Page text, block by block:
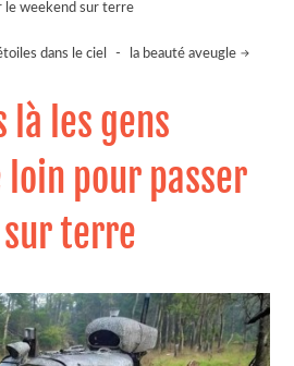
le weekend sur terre
dans le ciel - la beauté aveugle
là les gens
pour passer
sur terre